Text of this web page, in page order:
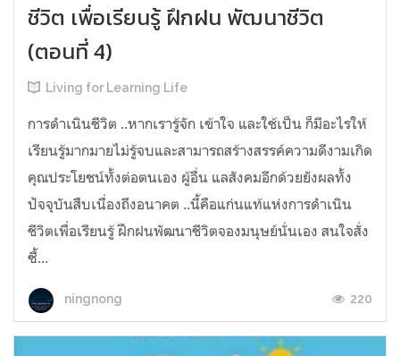
ชีวิต เพื่อเรียนรู้ ฝึกฝน พัฒนาชีวิต
(ตอนที่ 4)
Living for Learning Life
การดำเนินชีวิต​ ..หากเรารู้จัก​ เข้าใจ​ และใช้เป็น ก็มีอะไรให้
เรียนรู้มากมายไม่รู้จบ​และสามารถสร้างสรรค์ความดีงามเกิด
คุณประโยชน์ทั้งต่อตนเอง​ ผู้อื่น​ แลสังคมอีกด้วยยังผลทั้ง
ปัจจุบันสืบเนื่องถึงอนาคต​ ..นี้คือแก่นแท้แห่งการดำเนิน
ชีวิตเพื่อเรียนรู้​ ฝึก​ฝน​พัฒนาชีวิตจองมนุษย์นั่นเอง สนใจสั่ง
ซื้...
ningnong 220